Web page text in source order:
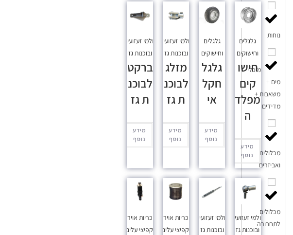
מושבי
נוחות
מיכלי
מים +
משאבות +
מדידים
מכלולים
ואביזרים
מכלולים
לתחבורה
גלגלים
וחישוקים
חישו
קים
מפלד
ה
מידע
נוסף
גלגלים
וחישוקים
גלגל
חקל
אי
מידע
נוסף
בולמי זעזועים
ובוכנות גז
מזלג
לבוכנ
ת גז
מידע
נוסף
בולמי זעזועים
ובוכנות גז
ברקט
לבוכנ
ת גז
מידע
נוסף
בולמי זעזועים
ובוכנות גז
בולמי זעזועים
ובוכנות גז
כריות אויר
וקפיצי עלים
כריות אויר
וקפיצי עלים